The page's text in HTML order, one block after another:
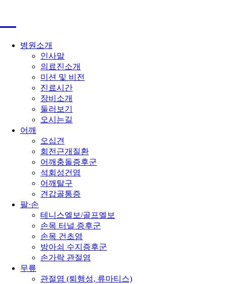
병원소개
인사말
의료진소개
미션 및 비전
진료시간
장비소개
둘러보기
오시는길
어깨
오십견
회전근개질환
어깨충돌증후군
석회성건염
어깨탈구
견갑골통증
팔·손
테니스엘보/골프엘보
손목 터널 증후군
손목 건초염
방아쇠 수지증후군
손가락 관절염
무릎
관절염 (퇴행성, 류마티스)